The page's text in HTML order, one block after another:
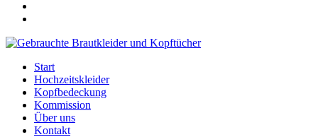
Start
Hochzeitskleider
Kopfbedeckung
Kommission
Über uns
Kontakt